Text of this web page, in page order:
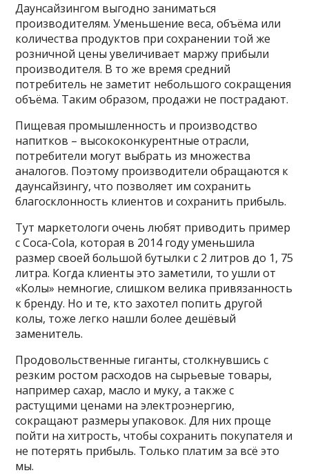
Даунсайзингом выгодно заниматься
производителям. Уменьшение веса, объёма или
количества продуктов при сохранении той же
розничной цены увеличивает маржу прибыли
производителя. В то же время средний
потребитель не заметит небольшого сокращения
объёма. Таким образом, продажи не пострадают.
Пищевая промышленность и производство
напитков – высококонкурентные отрасли,
потребители могут выбрать из множества
аналогов. Поэтому производители обращаются к
даунсайзингу, что позволяет им сохранить
благосклонность клиентов и сохранить прибыль.
Тут маркетологи очень любят приводить пример
с Coca-Cola, которая в 2014 году уменьшила
размер своей большой бутылки с 2 литров до 1, 75
литра. Когда клиенты это заметили, то ушли от
«Колы» немногие, слишком велика привязанность
к бренду. Но и те, кто захотел попить другой
колы, тоже легко нашли более дешёвый
заменитель.
Продовольственные гиганты, столкнувшись с
резким ростом расходов на сырьевые товары,
например сахар, масло и муку, а также с
растущими ценами на электроэнергию,
сокращают размеры упаковок. Для них проще
пойти на хитрость, чтобы сохранить покупателя и
не потерять прибыль. Только платим за всё это
мы.